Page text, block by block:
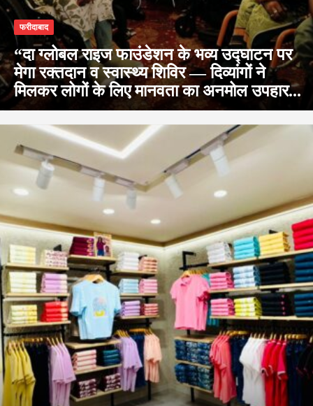
फरीदाबाद
“दा ग्लोबल राइज फाउंडेशन के भव्य उद्घाटन पर
मेगा रक्तदान व स्वास्थ्य शिविर — दिव्यांगों ने
मिलकर लोगों के लिए मानवता का अनमोल उपहार...